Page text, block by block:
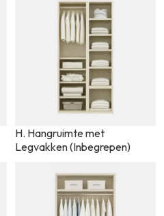
H. Hangruimte met
Legvakken (Inbegrepen)